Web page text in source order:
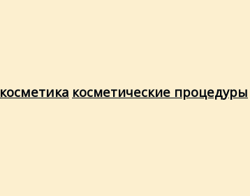
косметика косметические процедуры